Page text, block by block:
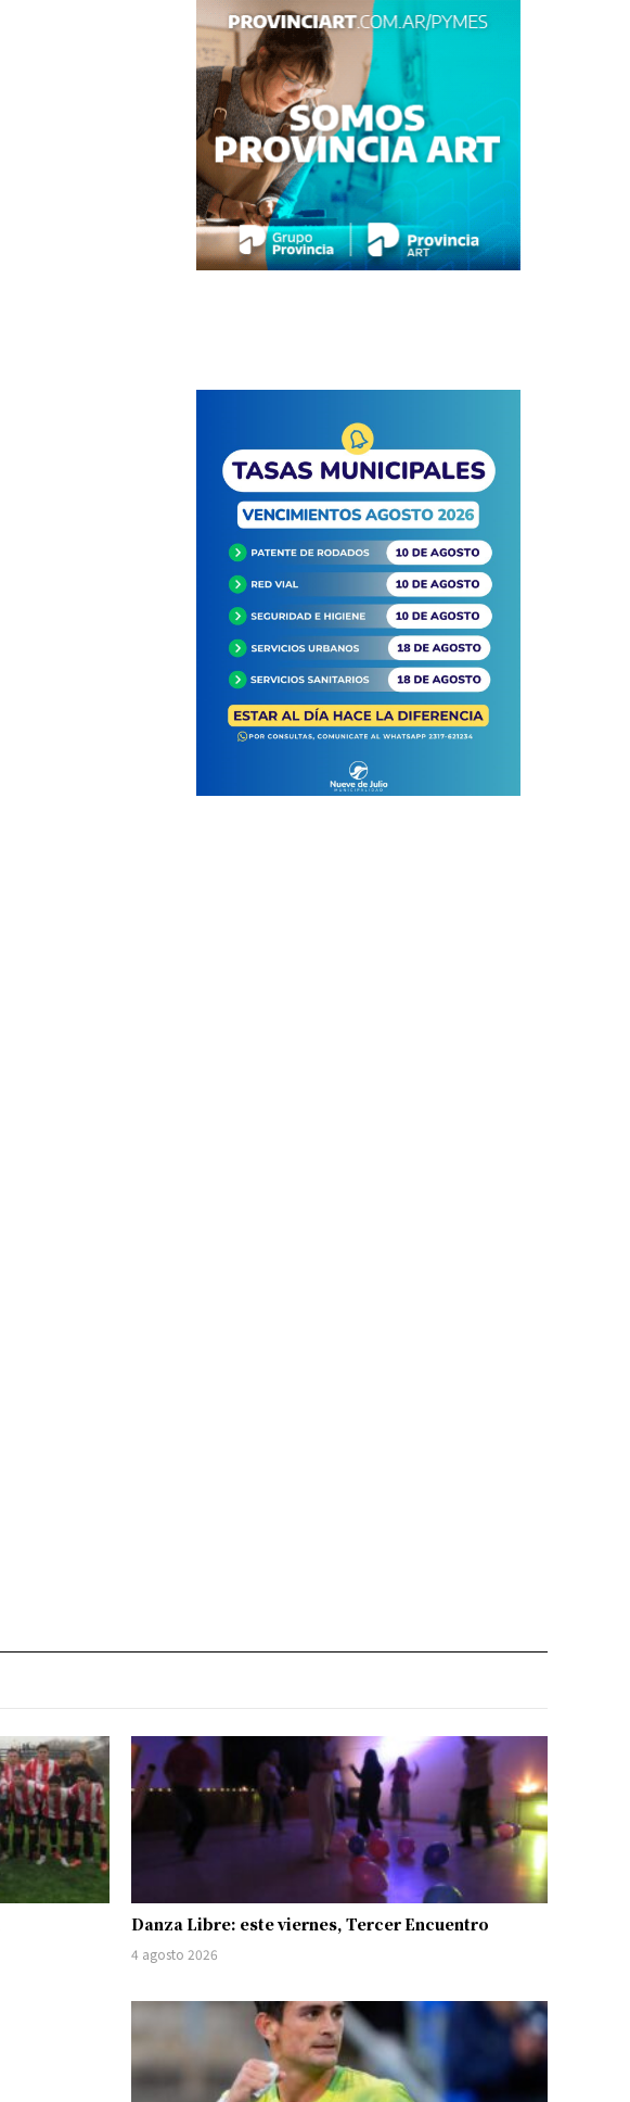
Danza Libre: este viernes, Tercer Encuentro
4 agosto 2026